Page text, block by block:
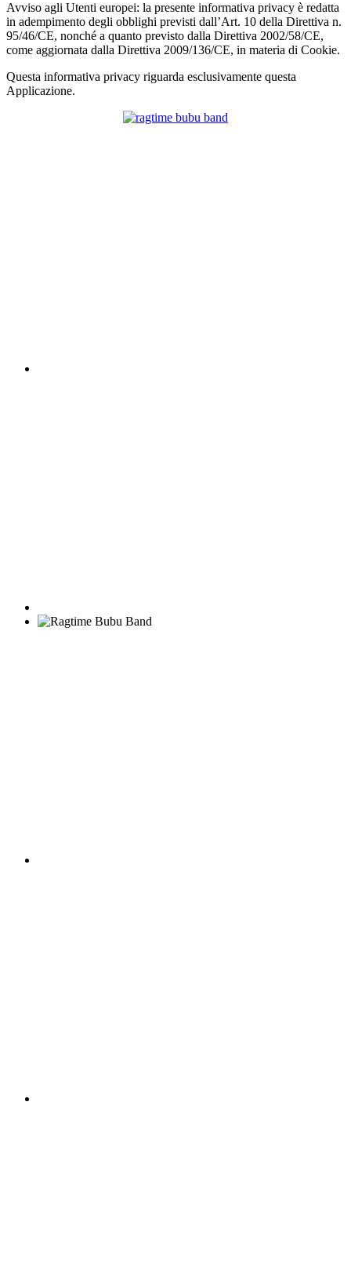
Avviso agli Utenti europei: la presente informativa privacy è redatta
in adempimento degli obblighi previsti dall’Art. 10 della Direttiva n.
95/46/CE, nonché a quanto previsto dalla Direttiva 2002/58/CE,
come aggiornata dalla Direttiva 2009/136/CE, in materia di Cookie.
Questa informativa privacy riguarda esclusivamente questa
Applicazione.